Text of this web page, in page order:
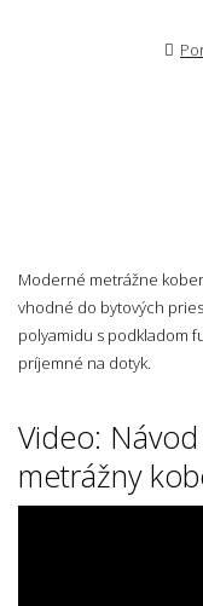
Moderné metrážne
vhodné do bytových
polyamidu s podkladom
príjemné na dotyk.
Video:
metrážny